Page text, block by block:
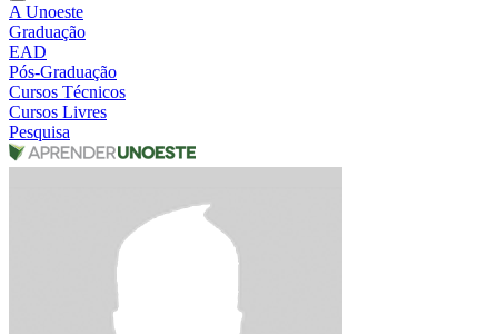
A Unoeste
Graduação
EAD
Pós-Graduação
Cursos Técnicos
Cursos Livres
Pesquisa